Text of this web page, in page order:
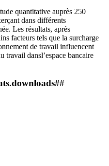
quantitative auprès 250
dans différents
Les résultats, après
facteurs tels que la surcharge
de travail influencent
travail dansl’espace bancaire